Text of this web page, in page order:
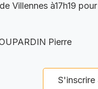
Villennes à17h19
Pierre
S'inscrire